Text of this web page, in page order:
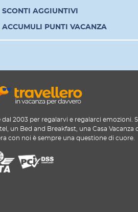
SCONTI AGGIUNTIVI
ACCUMULI PUNTI VACANZA
dal 2003 per regalarvi e regalarci emozioni.
un Bed and Breakfast, una Casa Vacanza
con noi è sempre una questione di cuore.